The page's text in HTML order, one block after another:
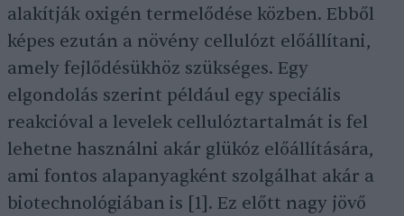
alakítják oxigén termelődése közben. Ebből
képes ezután a növény cellulózt előállítani,
amely fejlődésükhöz szükséges. Egy
elgondolás szerint például egy speciális
reakcióval a levelek cellulóztartalmát is fel
lehetne használni akár glükóz előállítására,
ami fontos alapanyagként szolgálhat akár a
biotechnológiában is [1]. Ez előtt nagy jövő